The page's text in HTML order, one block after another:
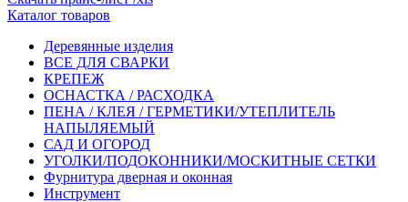
Каталог товаров
Деревянные изделия
ВСЕ ДЛЯ СВАРКИ
КРЕПЕЖ
ОСНАСТКА / РАСХОДКА
ПЕНА / КЛЕЯ / ГЕРМЕТИКИ/УТЕПЛИТЕЛЬ
НАПЫЛЯЕМЫЙ
САД И ОГОРОД
УГОЛКИ/ПОДОКОННИКИ/МОСКИТНЫЕ СЕТКИ
Фурнитура дверная и оконная
Инструмент